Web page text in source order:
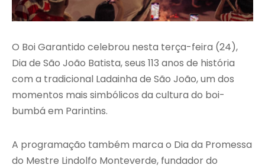
O Boi Garantido celebrou nesta terça-feira (24),
Dia de São João Batista, seus 113 anos de história
com a tradicional Ladainha de São João, um dos
momentos mais simbólicos da cultura do boi-
bumbá em Parintins.
A programação também marca o Dia da Promessa
do Mestre Lindolfo Monteverde, fundador do